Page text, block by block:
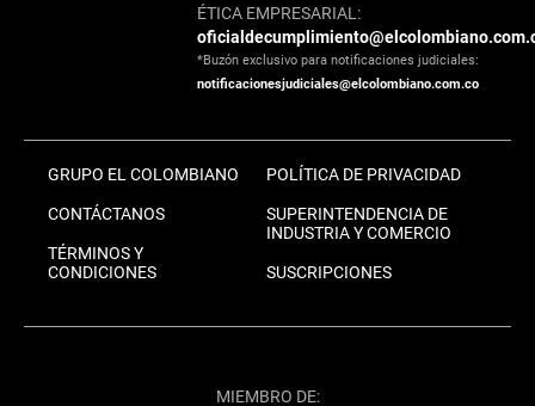
ÉTICA EMPRESARIAL:
*Buzón exclusivo para notificaciones judiciales:
notificacionesjudiciales@elcolombiano.com.co
GRUPO EL COLOMBIANO
CONTÁCTANOS
TÉRMINOS Y
CONDICIONES
POLÍTICA DE PRIVACIDAD
SUPERINTENDENCIA DE
INDUSTRIA Y COMERCIO
SUSCRIPCIONES
MIEMBRO DE: